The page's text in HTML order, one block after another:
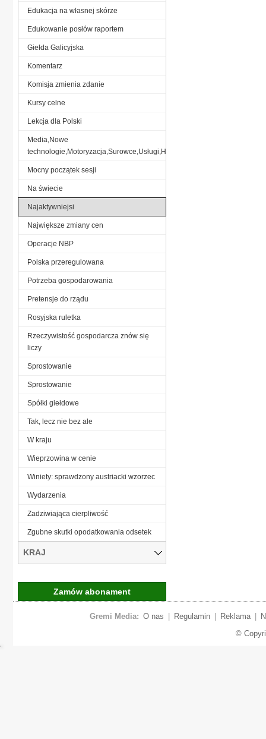
Edukacja na własnej skórze
Edukowanie posłów raportem
Giełda Galicyjska
Komentarz
Komisja zmienia zdanie
Kursy celne
Lekcja dla Polski
Media,Nowe
technologie,Motoryzacja,Surowce,Usługi,Handel,
Mocny początek sesji
Na świecie
Najaktywniejsi
Największe zmiany cen
Operacje NBP
Polska przeregulowana
Potrzeba gospodarowania
Pretensje do rządu
Rosyjska ruletka
Rzeczywistość gospodarcza znów się
liczy
Sprostowanie
Sprostowanie
Spółki giełdowe
Tak, lecz nie bez ale
W kraju
Wieprzowina w cenie
Winiety: sprawdzony austriacki wzorzec
Wydarzenia
Zadziwiająca cierpliwość
Zgubne skutki opodatkowania odsetek
KRAJ
Zamów abonament
Gremi Media: O nas Regulamin Reklama
©